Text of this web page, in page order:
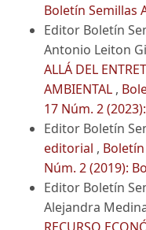
Boletín Semillas
Editor Boletín
Antonio Leiton
ALLÁ DEL
AMBIENTAL ,
17 Núm. 2
Editor Boletín
editorial ,
Núm. 2 (2019):
Editor Boletín
Alejandra